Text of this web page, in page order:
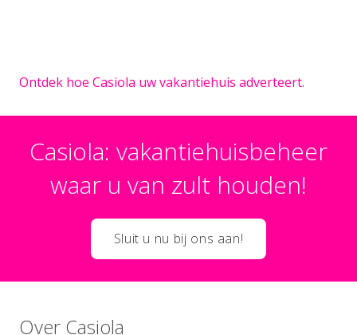
Ontdek hoe Casiola uw vakantiehuis adverteert.
Casiola: vakantiehuisbeheer
waar u van zult houden!
Sluit u nu bij ons aan!
Over Casiola